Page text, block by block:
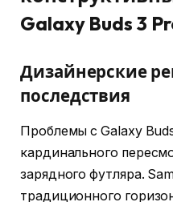
Galaxy Buds 3
Дизайнерские
последствия
Проблемы с Galaxy
кардинального
зарядного футляра.
традиционного